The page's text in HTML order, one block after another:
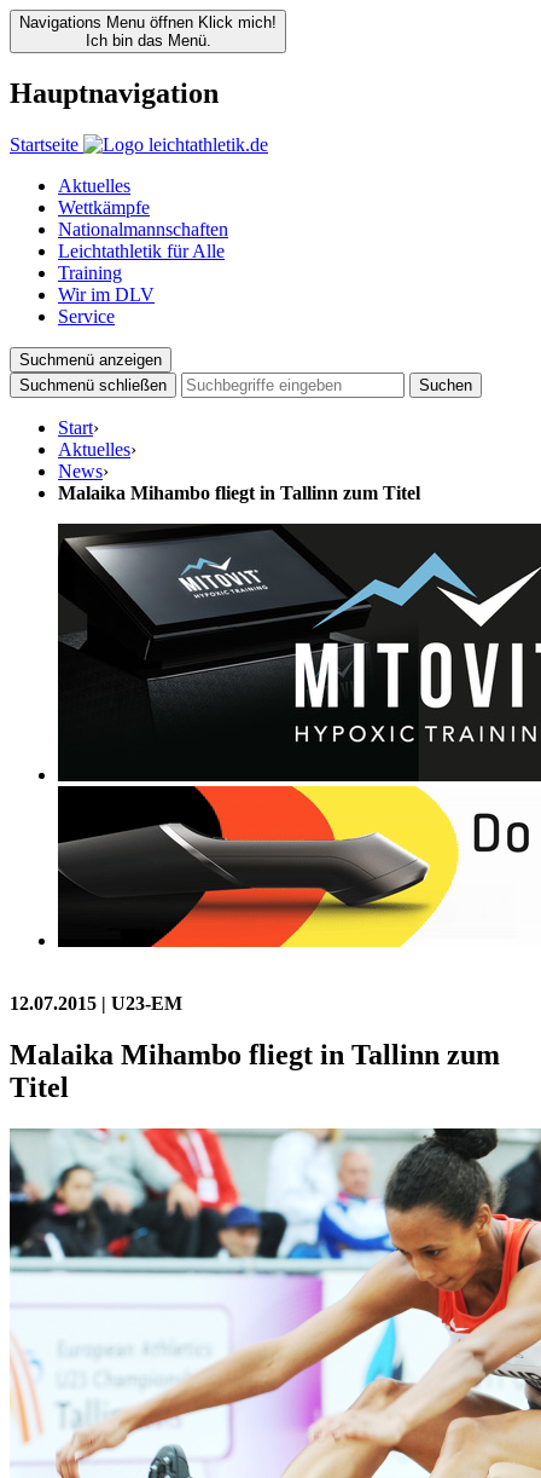
Navigations Menu öffnen Klick mich!
Ich bin das Menü.
Hauptnavigation
Startseite
Aktuelles
Wettkämpfe
Nationalmannschaften
Leichtathletik für Alle
Training
Wir im DLV
Service
Suchmenü anzeigen
Suchmenü schließen
Suchen
Start›
Aktuelles›
News›
Malaika Mihambo fliegt in Tallinn zum Titel
12.07.2015 | U23-EM
Malaika Mihambo fliegt in Tallinn zum
Titel